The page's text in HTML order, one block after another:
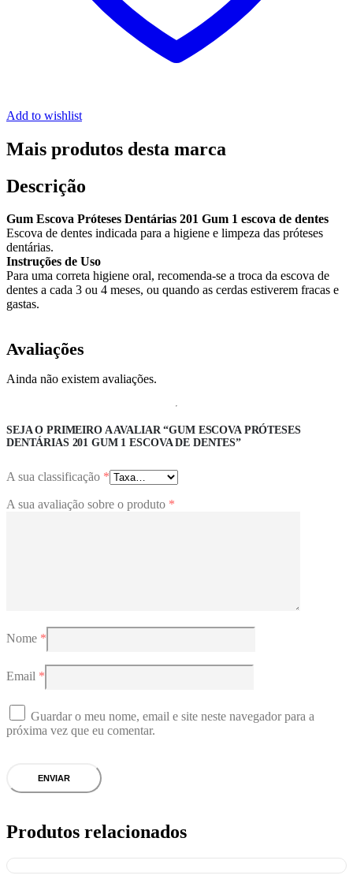
Add to wishlist
Mais produtos desta marca
Descrição
Gum Escova Próteses Dentárias 201 Gum 1 escova de dentes
Escova de dentes indicada para a higiene e limpeza das próteses
dentárias.
Instruções de Uso
Para uma correta higiene oral, recomenda-se a troca da escova de
dentes a cada 3 ou 4 meses, ou quando as cerdas estiverem fracas e
gastas.
Avaliações
Ainda não existem avaliações.
SEJA O PRIMEIRO A AVALIAR “GUM ESCOVA PRÓTESES
DENTÁRIAS 201 GUM 1 ESCOVA DE DENTES”
A sua classificação *
A sua avaliação sobre o produto *
Nome *
Email *
Guardar o meu nome, email e site neste navegador para a
próxima vez que eu comentar.
Produtos relacionados